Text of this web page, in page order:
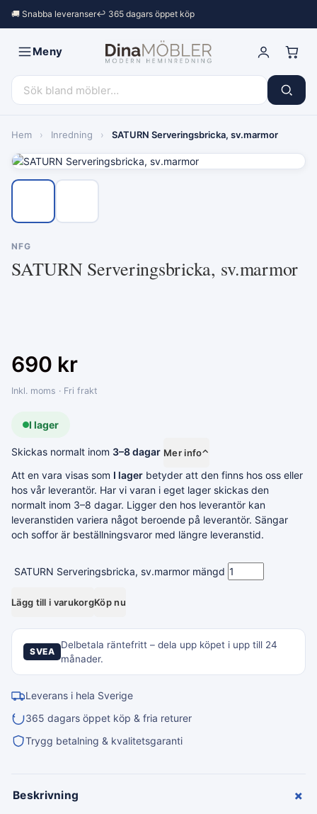
🚚 Snabba leveranser↩︎ 365 dagars öppet köp
Meny
Hem › Inredning › SATURN Serveringsbricka, sv.marmor
NFG
SATURN Serveringsbricka, sv.marmor
690 kr
Inkl. moms · Fri frakt
I lager
Skickas normalt inom 3–8 dagar Mer info⌃
Att en vara visas som I lager betyder att den finns hos oss eller
hos vår leverantör. Har vi varan i eget lager skickas den
normalt inom 3–8 dagar. Ligger den hos leverantör kan
leveranstiden variera något beroende på leverantör. Sängar
och soffor är beställningsvaror med längre leveranstid.
SATURN Serveringsbricka, sv.marmor mängd
Lägg till i varukorgKöp nu
SVEA
Delbetala räntefritt – dela upp köpet i upp till 24
månader.
Leverans i hela Sverige
365 dagars öppet köp & fria returer
Trygg betalning & kvalitetsgaranti
Beskrivning +